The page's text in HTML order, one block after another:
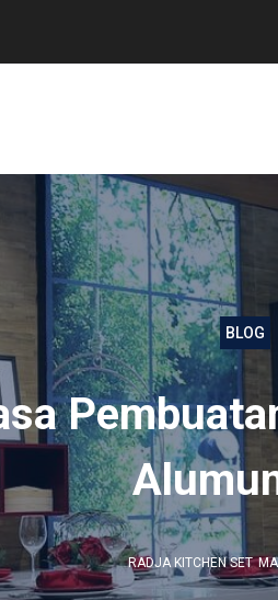
BLOG
RADJA KITCHEN SET